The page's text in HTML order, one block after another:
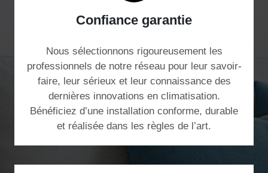
Confiance garantie
Nous sélectionnons rigoureusement les
professionnels de notre réseau pour leur savoir-
faire, leur sérieux et leur connaissance des
dernières innovations en climatisation.
Bénéficiez d’une installation conforme, durable
et réalisée dans les règles de l’art.